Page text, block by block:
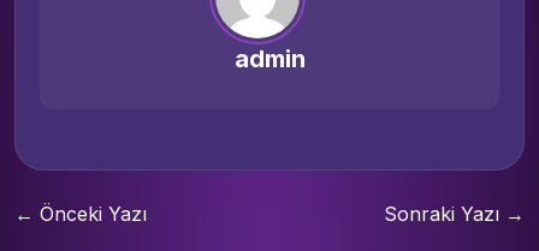
admin
← Önceki Yazı Sonraki Yazı →